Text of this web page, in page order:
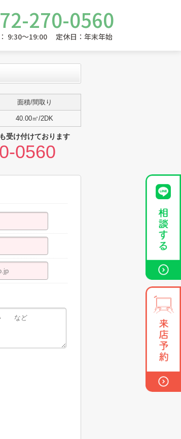
270-0560
9:30～19:00 定休日：年末年始
面積/間取り
40.00㎡/2DK
受け付けております
0560